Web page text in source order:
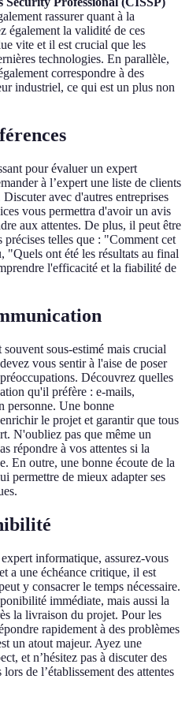
rassurer quant à la
également la validité de ces
vite et il est crucial que les
technologies. En parallèle,
correspondre à des
industriel, ce qui est un plus non
pour évaluer un expert
à l’expert une liste de clients
avec d'autres entreprises
vous permettra d'avoir un avis
aux attentes. De plus, il peut être
telles que : "Comment cet
"Quels ont été les résultats au final
l'efficacité et la fiabilité de
sous-estimé mais crucial
vous sentir à l'aise de poser
Découvrez quelles
qu'il préfère : e-mails,
personne. Une bonne
le projet et garantir que tous
N'oubliez pas que même un
répondre à vos attentes si la
En outre, une bonne écoute de la
permettre de mieux adapter ses
informatique, assurez-vous
a une échéance critique, il est
y consacrer le temps nécessaire.
immédiate, mais aussi la
la livraison du projet. Pour les
rapidement à des problèmes
un atout majeur. Ayez une
et n’hésitez pas à discuter des
de l’établissement des attentes